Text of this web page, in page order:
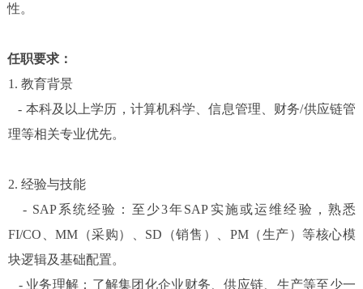
性。
任职要求：
1. 教育背景
- 本科及以上学历，计算机科学、信息管理、财务/供应链管
理等相关专业优先。
2. 经验与技能
- SAP系统经验：至少3年SAP实施或运维经验，熟悉
FI/CO、MM（采购）、SD（销售）、PM（生产）等核心模
块逻辑及基础配置。
- 业务理解：了解集团化企业财务、供应链、生产等至少一